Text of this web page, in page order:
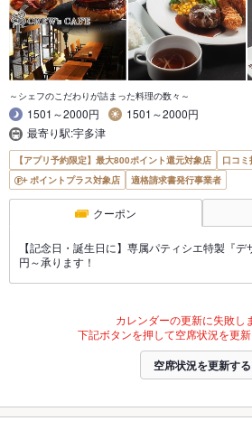
～シェフのこだわりが詰まった料理の数々～
1501～2000円
1501～2000円
最寄り駅:宇多津
【アプリ予約限定】最大800ポイント還元対象店
口コ
ポイントプラス対象店
適格請求書発行事業者
クーポン
【記念日・誕生日に】専属パティシエ特製『
円～承ります！
カレンダーの更新に失敗し
下記ボタンを押して空席状況を更新
空席状況を更新する